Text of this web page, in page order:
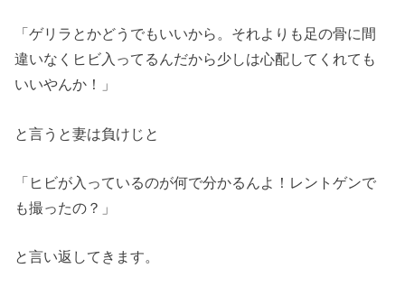
「ゲリラとかどうでもいいから。それよりも足の骨に間
違いなくヒビ入ってるんだから少しは心配してくれても
いいやんか！」
と言うと妻は負けじと
「ヒビが入っているのが何で分かるんよ！レントゲンで
も撮ったの？」
と言い返してきます。